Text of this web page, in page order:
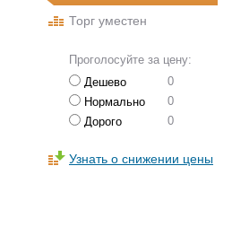
Торг уместен
Проголосуйте за цену:
0
Дешево
0
Нормально
0
Дорого
Узнать о снижении цены